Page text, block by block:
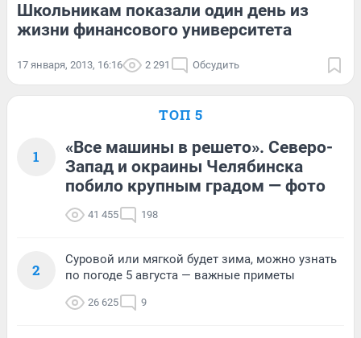
Школьникам показали один день из
жизни финансового университета
17 января, 2013, 16:16 2 291 Обсудить
ТОП 5
1
«Все машины в решето». Северо-
Запад и окраины Челябинска
побило крупным градом — фото
41 455 198
2
Суровой или мягкой будет зима, можно узнать
по погоде 5 августа — важные приметы
26 625 9